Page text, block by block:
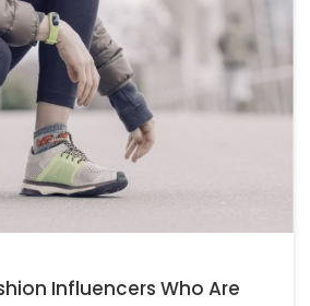
Influencers Who Are